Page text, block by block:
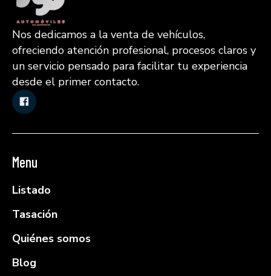
Nos dedicamos a la venta de vehículos,
ofreciendo atención profesional, procesos claros y
un servicio pensado para facilitar tu experiencia
desde el primer contacto.
Menu
Listado
Tasación
Quiénes somos
Blog